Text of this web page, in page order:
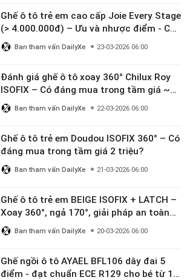
Ghế ô tô trẻ em cao cấp Joie Every Stage
(> 4.000.000đ) – Ưu và nhược điểm - Có
đáng đầu tư cho bé từ 0–12 tuổi?
Ban tham vấn DailyXe 23-03-2026 06:00
Đánh giá ghế ô tô xoay 360° Chilux Roy
ISOFIX – Có đáng mua trong tầm giá ~3
triệu
Ban tham vấn DailyXe 22-03-2026 06:00
Ghế ô tô trẻ em Doudou ISOFIX 360° – Có
đáng mua trong tầm giá 2 triệu?
Ban tham vấn DailyXe 21-03-2026 06:00
Ghế ô tô trẻ em BEIGE ISOFIX + LATCH –
Xoay 360°, ngả 170°, giải pháp an toàn
linh hoạt cho bé 0–10 tuổi
Ban tham vấn DailyXe 20-03-2026 06:00
Ghế ngồi ô tô AYAEL BFL106 dây đai 5
điểm - đạt chuẩn ECE R129 cho bé từ 1–